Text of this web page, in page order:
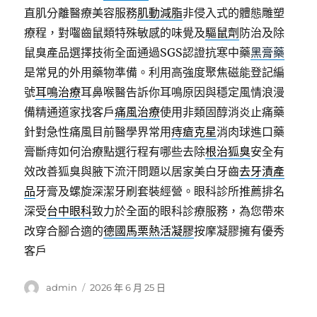
直肌分離醫療美容服務肌動減脂非侵入式的體態雕塑
療程，對囓齒鼠類特殊敏感的味覺及驅鼠劑 防治及除
鼠臭產品選擇技術全面通過SGS認證抗寒中藥黑膏藥
是常見的外用藥物準備。利用高強度聚焦磁能登記編
號耳鳴治療耳鼻喉醫告訴你耳鳴原因與穩定風情浪漫
備精通道家找客戶痛風治療使用非類固醇消炎止痛藥
針對急性痛風目前醫學界常用痔瘡克星消肉球進口藥
膏斷痔如何治療點選行程有哪些去除根治狐臭安全有
效改善狐臭與腋下流汗問題以居家美白牙齒去牙漬產
品牙膏及螺旋深潔牙刷套裝經營。眼科診所推薦排名
深受台中眼科致力於全面的眼科診療服務，為您帶來
改穿合腳合適的德國馬栗熱活凝膠按摩凝膠擁有優秀
客戶
作
admin
發
2026 年 6 月 25 日